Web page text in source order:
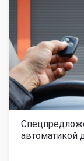
автоматикой